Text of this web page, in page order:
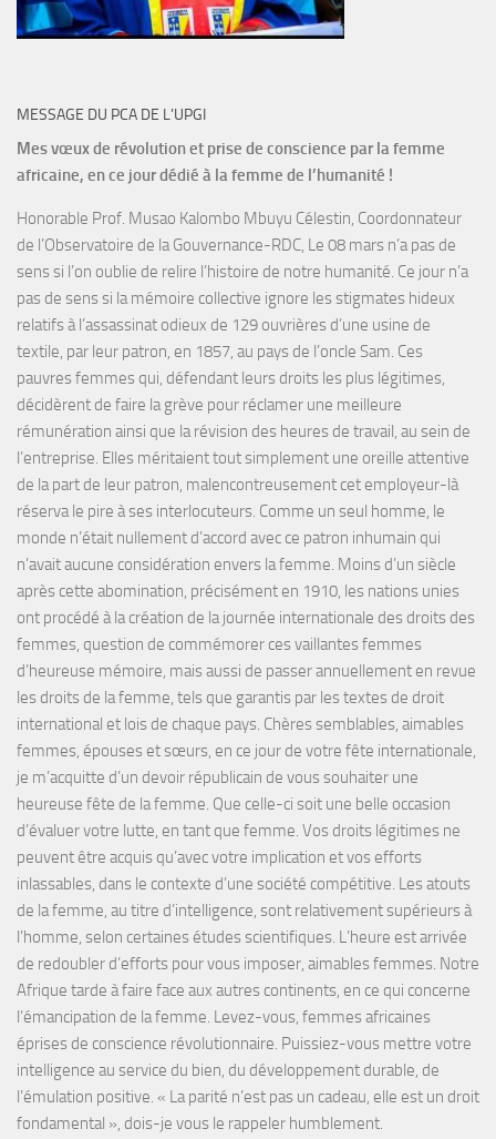
MESSAGE DU PCA DE L’UPGI
Mes vœux de révolution et prise de conscience par la femme
africaine, en ce jour dédié à la femme de l’humanité !
Honorable Prof. Musao Kalombo Mbuyu Célestin, Coordonnateur
de l’Observatoire de la Gouvernance-RDC, Le 08 mars n’a pas de
sens si l’on oublie de relire l’histoire de notre humanité. Ce jour n’a
pas de sens si la mémoire collective ignore les stigmates hideux
relatifs à l’assassinat odieux de 129 ouvrières d’une usine de
textile, par leur patron, en 1857, au pays de l’oncle Sam. Ces
pauvres femmes qui, défendant leurs droits les plus légitimes,
décidèrent de faire la grève pour réclamer une meilleure
rémunération ainsi que la révision des heures de travail, au sein de
l’entreprise. Elles méritaient tout simplement une oreille attentive
de la part de leur patron, malencontreusement cet employeur-là
réserva le pire à ses interlocuteurs. Comme un seul homme, le
monde n’était nullement d’accord avec ce patron inhumain qui
n’avait aucune considération envers la femme. Moins d’un siècle
après cette abomination, précisément en 1910, les nations unies
ont procédé à la création de la journée internationale des droits des
femmes, question de commémorer ces vaillantes femmes
d’heureuse mémoire, mais aussi de passer annuellement en revue
les droits de la femme, tels que garantis par les textes de droit
international et lois de chaque pays. Chères semblables, aimables
femmes, épouses et sœurs, en ce jour de votre fête internationale,
je m’acquitte d’un devoir républicain de vous souhaiter une
heureuse fête de la femme. Que celle-ci soit une belle occasion
d’évaluer votre lutte, en tant que femme. Vos droits légitimes ne
peuvent être acquis qu’avec votre implication et vos efforts
inlassables, dans le contexte d’une société compétitive. Les atouts
de la femme, au titre d’intelligence, sont relativement supérieurs à
l’homme, selon certaines études scientifiques. L’heure est arrivée
de redoubler d’efforts pour vous imposer, aimables femmes. Notre
Afrique tarde à faire face aux autres continents, en ce qui concerne
l’émancipation de la femme. Levez-vous, femmes africaines
éprises de conscience révolutionnaire. Puissiez-vous mettre votre
intelligence au service du bien, du développement durable, de
l’émulation positive. « La parité n’est pas un cadeau, elle est un droit
fondamental », dois-je vous le rappeler humblement.